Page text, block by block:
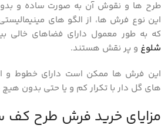
طرح‌ ها و نقوش آن به صورت ساده و
این نوع فرش‌ ها، از الگو های
که به طور معمول دارای فضاهای خالی
شلوغ و پر نقش هستند.
این فرش‌ ها ممکن است دارای خطوط و
های گل‌ دار با تکرار کم و یا حتی بدون
مزایای خرید فرش طرح کف